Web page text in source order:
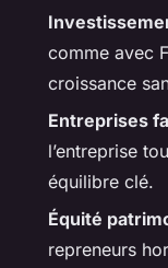
comme avec
croissance
Entreprises
l’entreprise
équilibre clé.
Équité
repreneurs